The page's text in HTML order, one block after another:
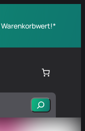
Warenkorbwert!*
Suchen